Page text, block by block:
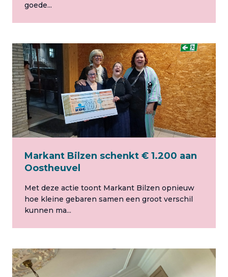
goede...
Markant Bilzen schenkt € 1.200 aan
Oostheuvel
Met deze actie toont Markant Bilzen opnieuw
hoe kleine gebaren samen een groot verschil
kunnen ma...